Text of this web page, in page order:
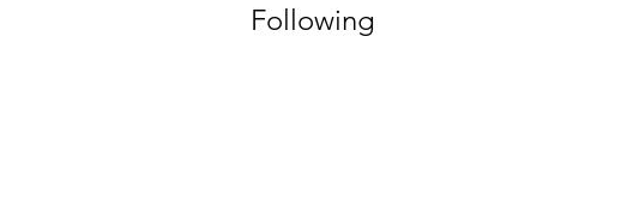
Following